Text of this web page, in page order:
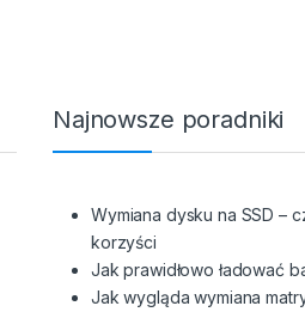
Najnowsze poradniki
Wymiana dysku na SSD –
korzyści
Jak prawidłowo ładować
Jak wygląda wymiana